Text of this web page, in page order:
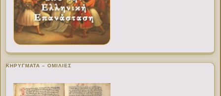
ΚΗΡΥΓΜΑΤΑ – ΟΜΙΛΙΕΣ